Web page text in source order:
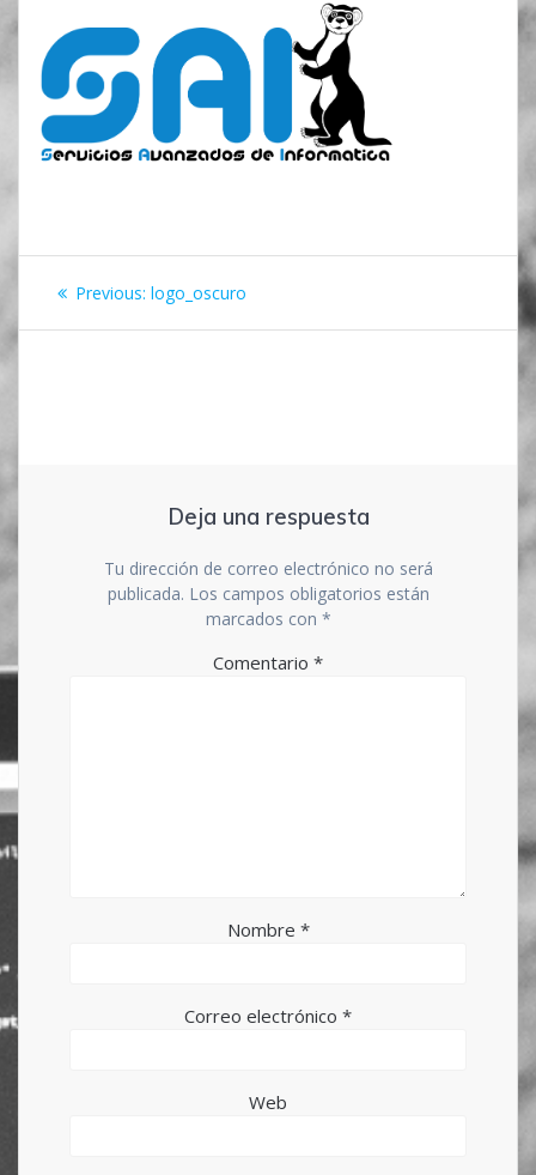
Navegación
de
Previous: Previous
logo_oscuro
Deja una respuesta
Tu dirección de correo electrónico no será
publicada. Los campos obligatorios están
marcados con *
Comentario *
Nombre *
Correo electrónico *
Web